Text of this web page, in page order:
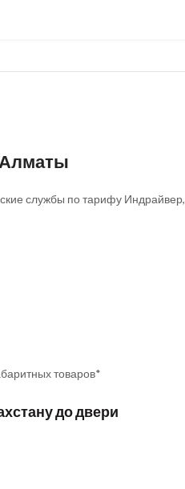
Алматы
службы по тарифу Индрайвер,
товаров*
до двери